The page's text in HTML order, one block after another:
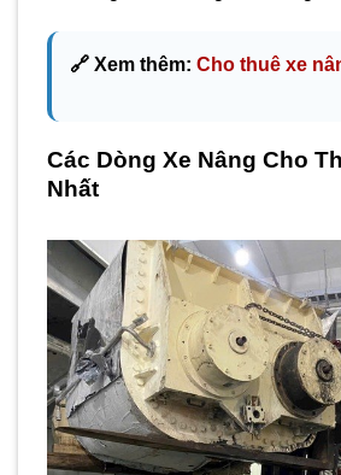
🔗 Xem thêm: Cho thuê xe
Các Dòng Xe Nâng Cho
Nhất